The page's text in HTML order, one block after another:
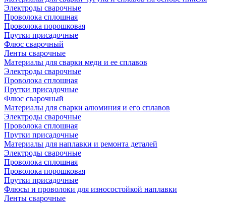
Электроды сварочные
Проволока сплошная
Проволока порошковая
Прутки присадочные
Флюс сварочный
Ленты сварочные
Материалы для сварки меди и ее сплавов
Электроды сварочные
Проволока сплошная
Прутки присадочные
Флюс сварочный
Материалы для сварки алюминия и его сплавов
Электроды сварочные
Проволока сплошная
Прутки присадочные
Материалы для наплавки и ремонта деталей
Электроды сварочные
Проволока сплошная
Проволока порошковая
Прутки присадочные
Флюсы и проволоки для износостойкой наплавки
Ленты сварочные